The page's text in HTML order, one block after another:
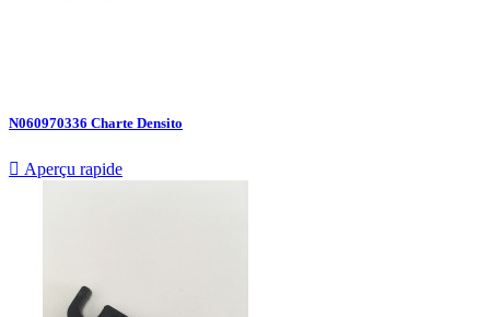
N060970336 Charte Densito
 Aperçu rapide